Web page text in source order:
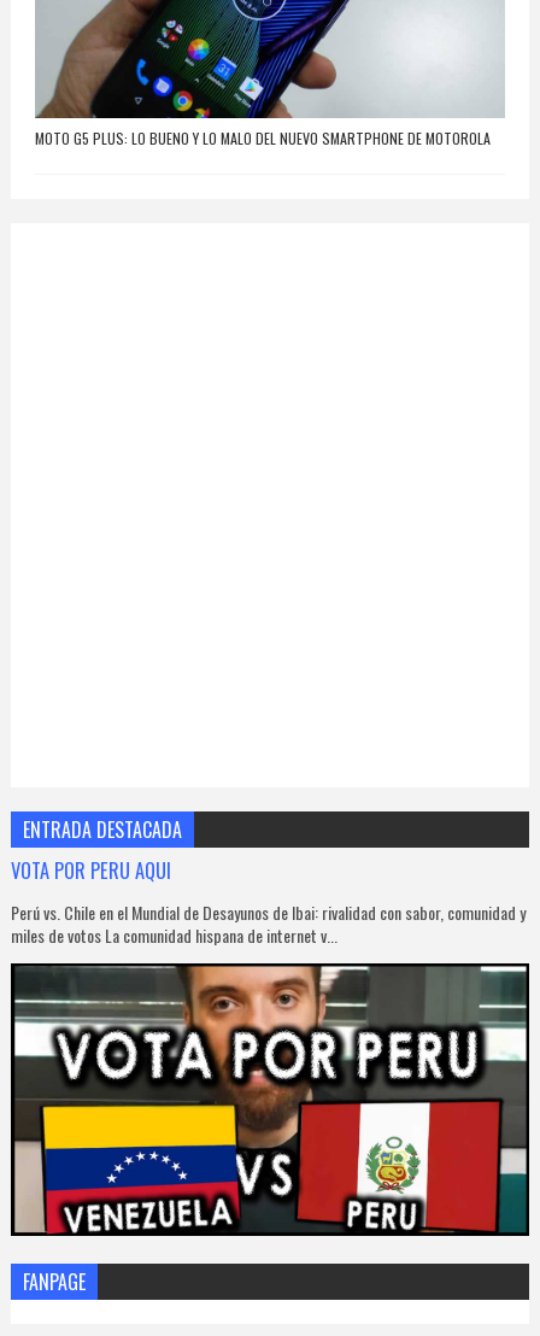
MOTO G5 PLUS: LO BUENO Y LO MALO DEL NUEVO SMARTPHONE DE MOTOROLA
ENTRADA DESTACADA
VOTA POR PERU AQUI
Perú vs. Chile en el Mundial de Desayunos de Ibai: rivalidad con sabor, comunidad y
miles de votos La comunidad hispana de internet v...
FANPAGE